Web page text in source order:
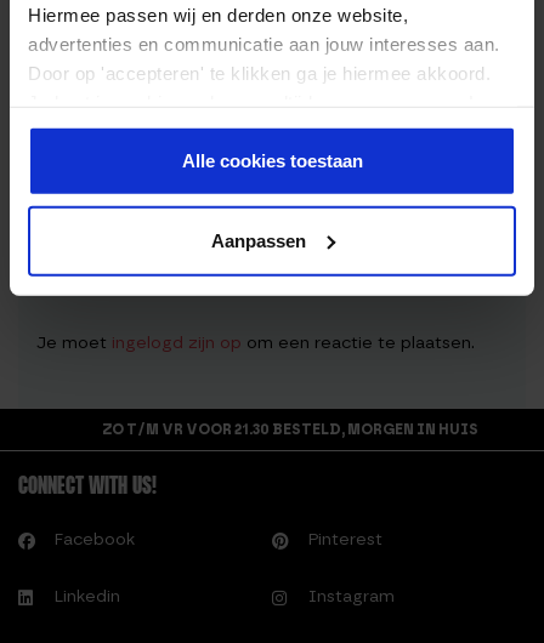
Hiermee passen wij en derden onze website,
advertenties en communicatie aan jouw interesses aan.
Door op 'accepteren' te klikken ga je hiermee akkoord.
er meer over in onsprivacy beleid.
Alle cookies toestaan
Aanpassen
1 hand vol verse basilicum
3 eetlepels extra vierge olijfolie
1 teen knoflook
REAGEREN
Je moet ingelogd zijn op om een reactie te plaatsen.
ZO T/M VR VOOR 21.30 BESTELD, MORGEN IN HUIS
CONNECT WITH US!
Facebook Pinterest
Linkedin Instagram